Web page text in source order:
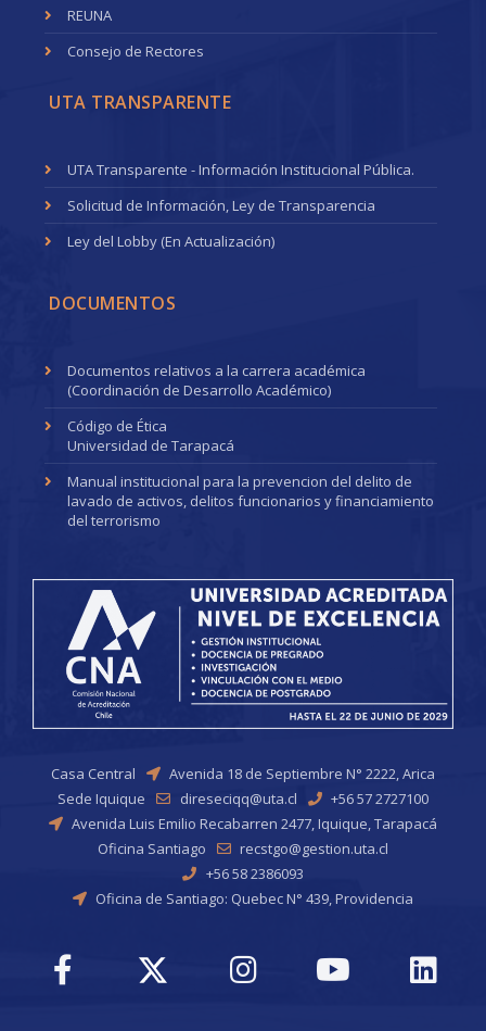
REUNA
Consejo de Rectores
UTA TRANSPARENTE
UTA Transparente - Información Institucional Pública.
Solicitud de Información, Ley de Transparencia
Ley del Lobby (En Actualización)
DOCUMENTOS
Documentos relativos a la carrera académica
(Coordinación de Desarrollo Académico)
Código de Ética
Universidad de Tarapacá
Manual institucional para la prevencion del delito de
lavado de activos, delitos funcionarios y financiamiento
del terrorismo
Casa Central
Avenida 18 de Septiembre N° 2222, Arica
Sede Iquique
direseciqq@uta.cl
+56 57 2727100
Avenida Luis Emilio Recabarren 2477, Iquique, Tarapacá
Oficina Santiago
recstgo@gestion.uta.cl
+56 58 2386093
Oficina de Santiago: Quebec N° 439, Providencia